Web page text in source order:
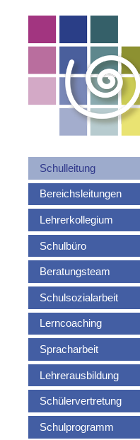
Navigation
überspringen
Schulleitung
Bereichsleitungen
Lehrerkollegium
Schulbüro
Beratungsteam
Schulsozialarbeit
Lerncoaching
Spracharbeit
Lehrerausbildung
Schülervertretung
Schulprogramm